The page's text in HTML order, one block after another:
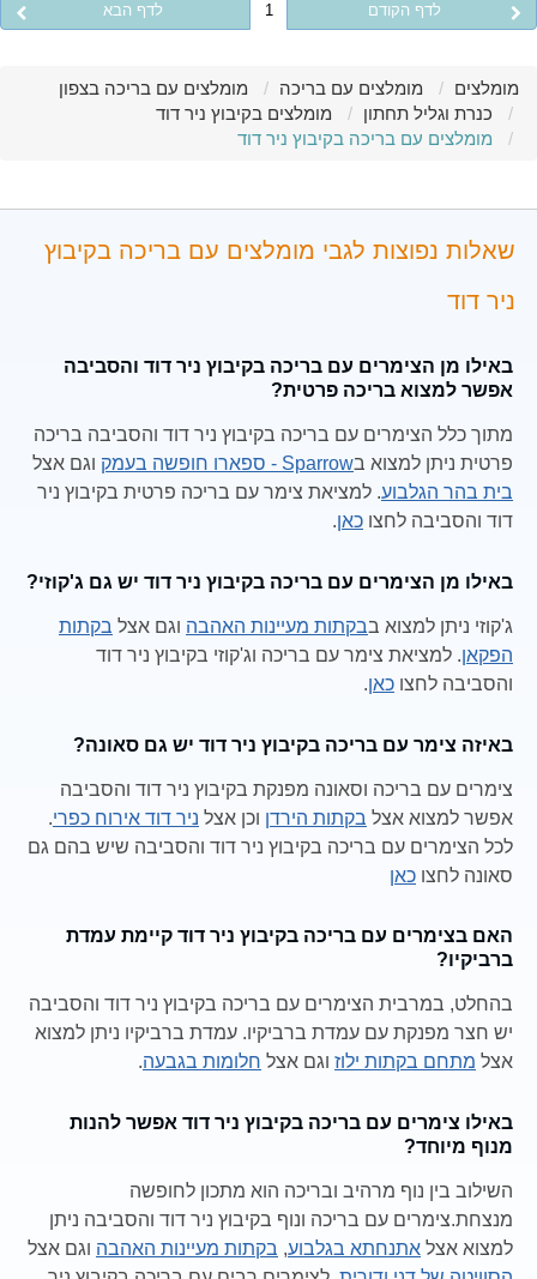
לדף הקודם 1 לדף הבא
מומלצים מומלצים עם בריכה
מומלצים עם בריכה בצפון
כנרת וגליל תחתון
מומלצים בקיבוץ ניר דוד
מומלצים עם בריכה בקיבוץ ניר דוד
שאלות נפוצות לגבי מומלצים עם בריכה בקיבוץ
ניר דוד
באילו מן הצימרים עם בריכה בקיבוץ ניר דוד והסביבה
אפשר למצוא בריכה פרטית?
מתוך כלל הצימרים עם בריכה בקיבוץ ניר דוד והסביבה בריכה
פרטית ניתן למצוא בSparrow - ספארו חופשה בעמק
וגם אצל
בית בהר הגלבוע. למציאת צימר עם בריכה פרטית בקיבוץ ניר
דוד והסביבה לחצו כאן.
באילו מן הצימרים עם בריכה בקיבוץ ניר דוד יש גם ג'קוזי?
ג'קוזי ניתן למצוא בבקתות מעיינות האהבה וגם אצל בקתות
הפקאן. למציאת צימר עם בריכה וג'קוזי בקיבוץ ניר דוד
והסביבה לחצו כאן.
באיזה צימר עם בריכה בקיבוץ ניר דוד יש גם סאונה?
צימרים עם בריכה וסאונה מפנקת בקיבוץ ניר דוד והסביבה
אפשר למצוא אצל בקתות הירדן וכן אצל ניר דוד אירוח כפרי.
לכל הצימרים עם בריכה בקיבוץ ניר דוד והסביבה שיש בהם גם
סאונה לחצו כאן
האם בצימרים עם בריכה בקיבוץ ניר דוד קיימת עמדת
ברביקיו?
בהחלט, במרבית הצימרים עם בריכה בקיבוץ ניר דוד והסביבה
יש חצר מפנקת עם עמדת ברביקיו. עמדת ברביקיו ניתן למצוא
אצל מתחם בקתות ילוז וגם אצל חלומות בגבעה.
באילו צימרים עם בריכה בקיבוץ ניר דוד אפשר להנות
מנוף מיוחד?
השילוב בין נוף מרהיב ובריכה הוא מתכון לחופשה
מנצחת.צימרים עם בריכה ונוף בקיבוץ ניר דוד והסביבה ניתן
למצוא אצל אתנחתא בגלבוע, בקתות מעיינות האהבה וגם אצל